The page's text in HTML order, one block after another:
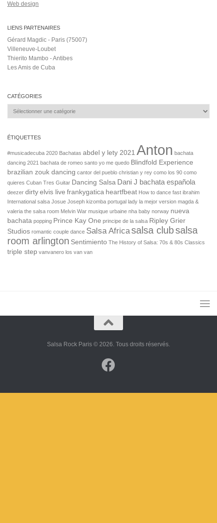
Web design
LIENS PARTENAIRES
Gérard Magdic - Paris (75007)
Villeneuve-Loubet
Thierito Mambo - Antibes
Les Amis de Cuba
CATÉGORIES
Catégories
ÉTIQUETTES
#musicadecuba 2020 Bachatas abdel y lety 2021 Anton bachata
dancing 2021 bachata de romeo santo yo me quedo Blindfold Experience
brazilian zouk dancing cantor del pueblo christian y rey como los 90 como
quieres Cuban Tres Guitar Dancing Salsa Dani J bachata española
deezer dirty elvis live frankygatica heartfbeat How to dance fast ibrahim
International salsa Josue Joseph kizomba portugal lady la mejor version magda &
valeria the salsa room Melvin War musique urbaine nha baby norway nueva
bachata popping Prince Kay One principe de la salsa Ripley Grier
Studios romantic couple dance Salsa Africasalsa clubsalsa
room arlington Sentimiento The History of Salsa: 70s & 80s Classics
triple step vanvanero los van van
Salsa Rock Paris © 2026. Tous droits réservés.